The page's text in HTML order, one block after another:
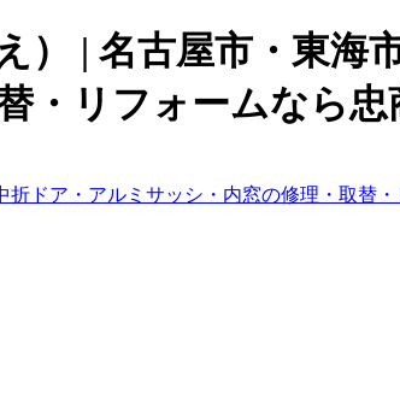
） | 名古屋市・東
・リフォームなら